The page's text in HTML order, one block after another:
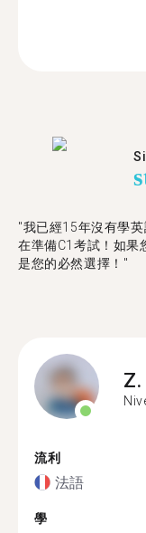
"我已經15年沒有學
在準備C1考試！如果
是您的必然選擇！"
Z.
流利
法語
學